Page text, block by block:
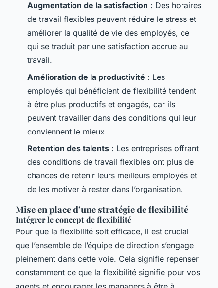
Augmentation de la satisfaction : Des horaires
de travail flexibles peuvent réduire le stress et
améliorer la qualité de vie des employés, ce
qui se traduit par une satisfaction accrue au
travail.
Amélioration de la productivité : Les
employés qui bénéficient de flexibilité tendent
à être plus productifs et engagés, car ils
peuvent travailler dans des conditions qui leur
conviennent le mieux.
Retention des talents : Les entreprises offrant
des conditions de travail flexibles ont plus de
chances de retenir leurs meilleurs employés et
de les motiver à rester dans l’organisation.
Mise en place d’une stratégie de flexibilité
Intégrer le concept de flexibilité
Pour que la flexibilité soit efficace, il est crucial
que l’ensemble de l’équipe de direction s’engage
pleinement dans cette voie. Cela signifie repenser
constamment ce que la flexibilité signifie pour vos